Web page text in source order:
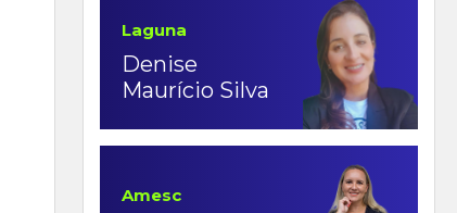
Laguna
Denise
Maurício Silva
Amesc